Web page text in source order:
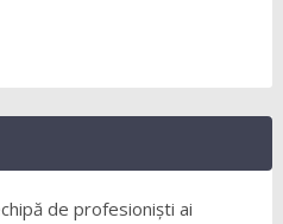
de profesioniști ai